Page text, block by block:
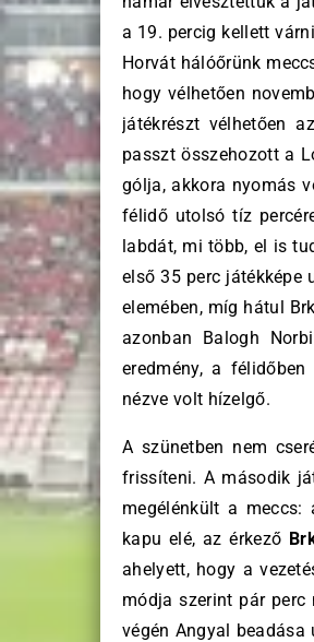
a 19. percig kellett
Horvát hálóőrünk
hogy vélhetően
játékrészt vélhetően
passzt összehozott a
gólja, akkora nyomás
félidő utolsó tíz
labdát, mi több, el is
első 35 perc játékképe
elemében, míg hátul
azonban Balogh
eredmény, a
nézve volt hízelgő.
A szünetben nem
frissíteni. A második
megélénkült a
kapu elé, az érkező
ahelyett, hogy a
módja szerint pár
végén Angyal beadása